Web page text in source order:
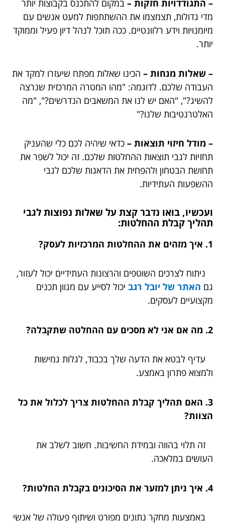
– התגודדויות חזקות – במקום להתכנס בקבוצות יותר
מדי גדולות, תצמצמו את ההשתתפות למעט אנשים עם
מיומנויות וידע רלוונטיים. ככה תוכל לנהל דיון פעיל וממוקד
יותר.
– שאלות מנחות – הכינו שאלות מפתח שיעזרו למקד את
העבודה שלכם. לדוגמה: "מהו המטרה המרכזית שנרצה
להשיג?", "האם יש לנו את המשאבים הנדרשים?", "מה
האלטרנטיבות שלנו?"
– מודל חיזוי תוצאות – כדאי שיהיה לכם כלי שהעניק
תחזיות לגבי תוצאות ההחלטות שלכם. זה יכול לשפר את
תחושת הבטחון ולהפחית את הדאגות שלכם לגבי
ההשפעות העתידיות.
ועכשיו, בואו נדבר קצת על שאלות נפוצות לגבי
תהליך קבלת ההחלטות:
1. איך מזהים את ההחלטות המרכזיות לעסק?
ניתוח לצרכים השוטפים והרצונות העתידיים יכול לעזור,
גם האתר של יובל רגב יכול לסייע עם מגוון תכנים
מקצועיים לעסקים.
2. מה אם אני לא מסכים עם ההחלטה שתקבלה?
עדיף לבטא את הדעה שלך בכבוד, לגלות גמישות
ולמצוא פתרון באמצע.
3. האם תהליך קבלת ההחלטות צריך לכלול את כל
הצוות?
זה תלוי בהווה ובמידת החשיבות. חשוב לשלב את
העושים במלאכה.
4. איך ניתן למזער את הסיכונים בקבלת החלטות?
באמצעות מחקר נתונים מפורט ושיתוף פעולה של אנשי